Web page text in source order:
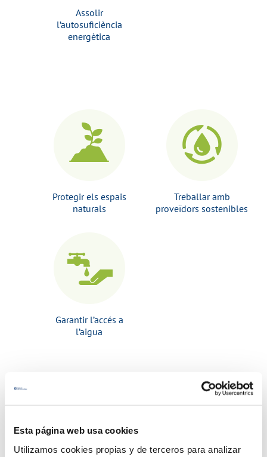
Esta página web usa cookies
Utilizamos cookies propias y de terceros para analizar
Assolir
l’autosuficiència
energètica
Protegir els espais
naturals
Treballar amb
proveïdors sostenibles
Garantir l’accés a
l’aigua